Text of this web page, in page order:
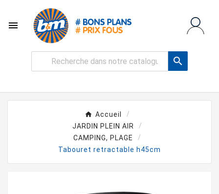


Accueil
JARDIN PLEIN AIR
CAMPING, PLAGE
Tabouret retractable h45cm